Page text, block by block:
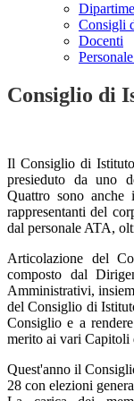
Consigli
Docenti
Consiglio di
Il Consiglio di
presieduto da uno
Quattro sono
rappresentanti del
dal personale ATA,
Articolazione del
composto dal
Amministrativi,
del Consiglio di
Consiglio e a
merito ai vari Capitoli
Quest'anno il
28 con elezioni